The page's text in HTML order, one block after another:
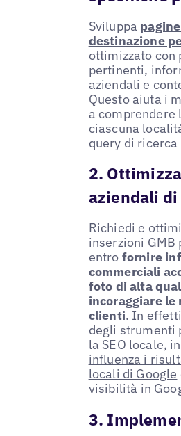
Sviluppa
destinazione
ottimizzato con
pertinenti,
aziendali e
Questo aiuta i
a comprendere
ciascuna
query di
2.
aziendali di
Richiedi e
inserzioni GMB
entro fornire
commerciali
foto di alta
incoraggiare le
clienti. In
degli strumenti
la SEO locale,
influenza i
locali di Google
visibilità in
3.